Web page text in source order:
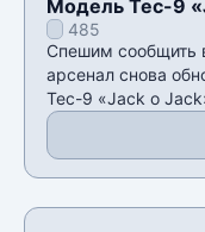
Модель Tec-9
485
Спешим сообщить
арсенал снова
Tec-9 «Jack o